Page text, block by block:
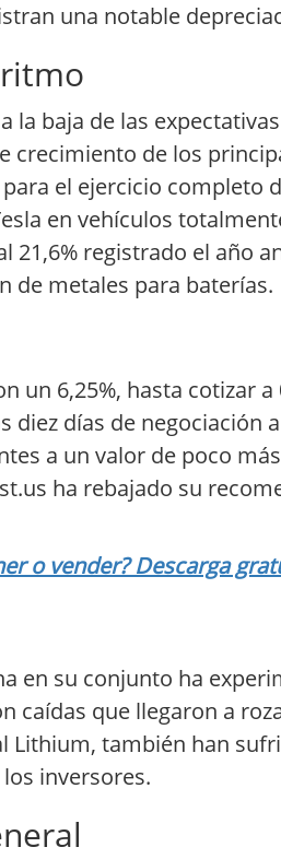
una notable
la baja de las
de los
el ejercicio completo
en vehículos
21,6% registrado el año
de metales para baterías.
un 6,25%, hasta cotizar
días de negociación
a un valor de poco
ha rebajado su
o vender? Descarga
en su conjunto ha
caídas que llegaron a
Lithium, también han
inversores.